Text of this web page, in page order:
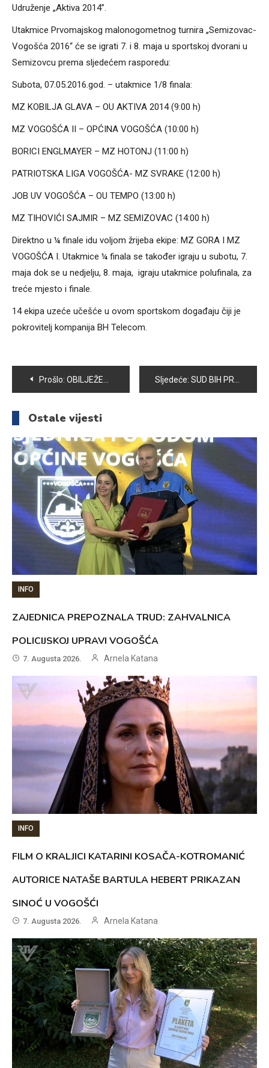
Udruženje „Aktiva 2014”.
Utakmice Prvomajskog malonogometnog turnira „Semizovac-
Vogošća 2016“ će se igrati 7. i 8. maja u sportskoj dvorani u
Semizovcu prema sljedećem rasporedu:
Subota, 07.05.2016.god. – utakmice 1/8 finala:
MZ KOBILJA GLAVA – OU AKTIVA 2014 (9:00 h)
MZ VOGOŠĆA II – OPĆINA VOGOŠĆA (10:00 h)
BORICI ENGLMAYER – MZ HOTONJ (11:00 h)
PATRIOTSKA LIGA VOGOŠĆA- MZ SVRAKE (12:00 h)
JOB UV VOGOŠĆA – OU TEMPO (13:00 h)
MZ TIHOVIĆI SAJMIR – MZ SEMIZOVAC (14:00 h)
Direktno u ¼ finale idu voljom žrijeba ekipe: MZ GORA I MZ
VOGOŠĆA I. Utakmice ¼ finala se također igraju u subotu, 7.
maja dok se u nedjelju, 8. maja, igraju utakmice polufinala, za
treće mjesto i finale.
14 ekipa uzeće učešće u ovom sportskom događaju čiji je
pokrovitelj kompanija BH Telecom.
Navigacija
članaka
Prošlo: OBILJEŽEN DAN OSNOVNE ŠKOLE “IZET ŠABIĆ” U HOTONJU Sljedeće: SUD BIH PRODUŽIO PRITVOR JOVANU TINTORU. OPTUŽNICA ĆE SAČINJAVATI VELIKI BROJ TAČAKA ZA ZLOČINE POČINJENE NA PODRUČJU OPĆINE VOGOŠĆA
Ostale vijesti
INFO
ZAJEDNICA PREPOZNALA TRUD: ZAHVALNICA
POLICIJSKOJ UPRAVI VOGOŠĆA
7. Augusta 2026. Arnela Katana
INFO
FILM O KRALJICI KATARINI KOSAČA-KOTROMANIĆ
AUTORICE NATAŠE BARTULA HEBERT PRIKAZAN
SINOĆ U VOGOŠĆI
7. Augusta 2026. Arnela Katana